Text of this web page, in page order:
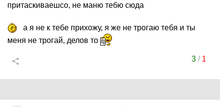
притаскиваешсо, не маню тебю сюда
а я не к тебе прихожу, я же не трогаю тебя и ты
меня не трогай, делов то
3/ 1